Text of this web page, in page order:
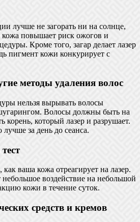
лучше не загорать ни на солнце,
кожа повышает риск ожогов и
Кроме того, загар делает лазер
пигмент кожи конкурирует с
методы удаления волос
нельзя вырывать волосы
Волосы должны быть на
корень, который лазер и разрушает.
за день до сеанса.
ваша кожа отреагирует на лазер.
воздействие на небольшой
кожи в течение суток.
средств и кремов